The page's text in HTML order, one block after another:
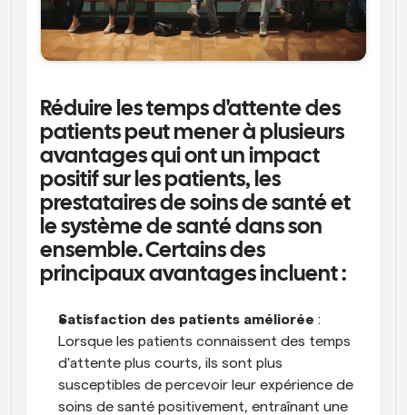
Réduire les temps d'attente des
patients peut mener à plusieurs
avantages qui ont un impact
positif sur les patients, les
prestataires de soins de santé et
le système de santé dans son
ensemble. Certains des
principaux avantages incluent :
Satisfaction des patients améliorée :
Lorsque les patients connaissent des temps
d'attente plus courts, ils sont plus
susceptibles de percevoir leur expérience de
soins de santé positivement, entraînant une